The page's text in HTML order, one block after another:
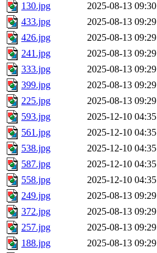
130.jpg
2025-08-13 09:30
433.jpg
2025-08-13 09:29
426.jpg
2025-08-13 09:29
241.jpg
2025-08-13 09:29
333.jpg
2025-08-13 09:29
399.jpg
2025-08-13 09:29
225.jpg
2025-08-13 09:29
593.jpg
2025-12-10 04:35
561.jpg
2025-12-10 04:35
538.jpg
2025-12-10 04:35
587.jpg
2025-12-10 04:35
558.jpg
2025-12-10 04:35
249.jpg
2025-08-13 09:29
372.jpg
2025-08-13 09:29
257.jpg
2025-08-13 09:29
188.jpg
2025-08-13 09:29